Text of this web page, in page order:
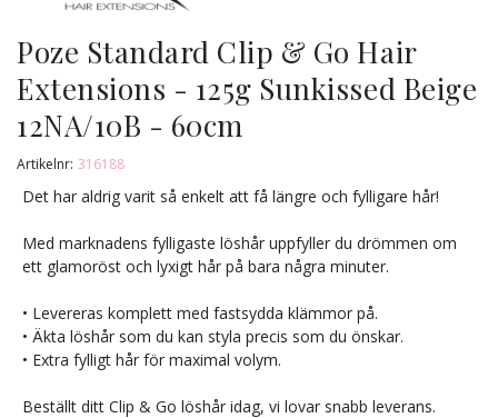
Poze Standard Clip & Go Hair
Extensions - 125g Sunkissed Beige
12NA/10B - 60cm
Artikelnr: 316188
Det har aldrig varit så enkelt att få längre och fylligare hår!
Med marknadens fylligaste löshår uppfyller du drömmen om
ett glamoröst och lyxigt hår på bara några minuter.
• Levereras komplett med fastsydda klämmor på.
• Äkta löshår som du kan styla precis som du önskar.
• Extra fylligt hår för maximal volym.
Beställt ditt Clip & Go löshår idag, vi lovar snabb leverans.